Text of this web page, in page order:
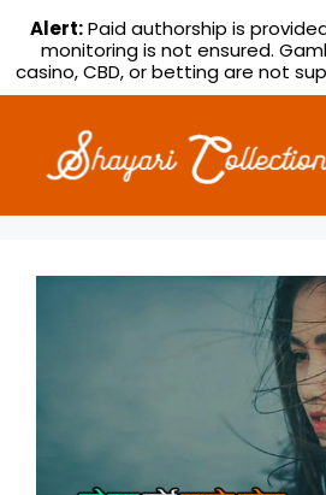
content
Alert:Paid authorship is
monitoring is not ensured.
casino, CBD, or betting are not